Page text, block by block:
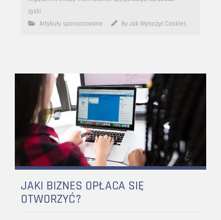
zyski
Artykuły sponsorowane
By Jak Wyłączyć Cookies
JAKI BIZNES OPŁACA SIĘ
OTWORZYĆ?